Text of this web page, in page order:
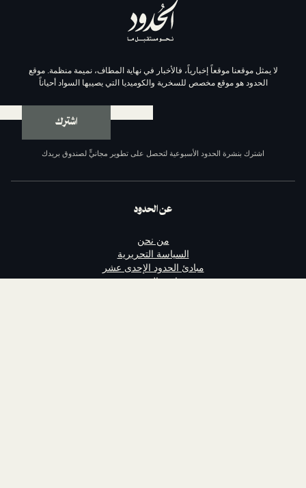
موقعاً إخبارياً، فالأخبار في نهاية المطاف، نميمة منظمة. موقع
مخصص للسخرية والكوميديا التي يصيبها السواد أحياناً
اشترك
الحدود الأسبوعية لتحصل على تطوير مجانيٍّ لصندوق بريدك
مبادئ الحدود الإحدى عشر
سياسة الخصوصية